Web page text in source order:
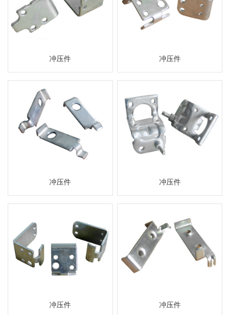
冲压件 冲压件
冲压件 冲压件
冲压件 冲压件